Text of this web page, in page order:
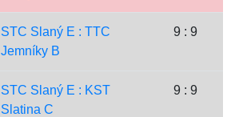
STC Slaný E : TTC
Jemníky B
9 : 9
STC Slaný E : KST
Slatina C
9 : 9